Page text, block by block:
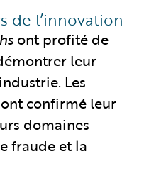
de l’innovation
ont profité de
leur
Les
confirmé leur
domaines
fraude et la